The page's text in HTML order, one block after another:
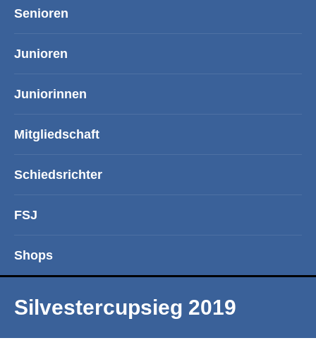
Senioren
Junioren
Juniorinnen
Mitgliedschaft
Schiedsrichter
FSJ
Shops
Silvestercupsieg 2019